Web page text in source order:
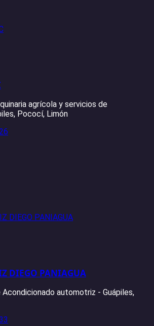
agrícola y servicios de
Pococí, Limón
DIEGO PANIAGUA
automotriz - Guápiles,